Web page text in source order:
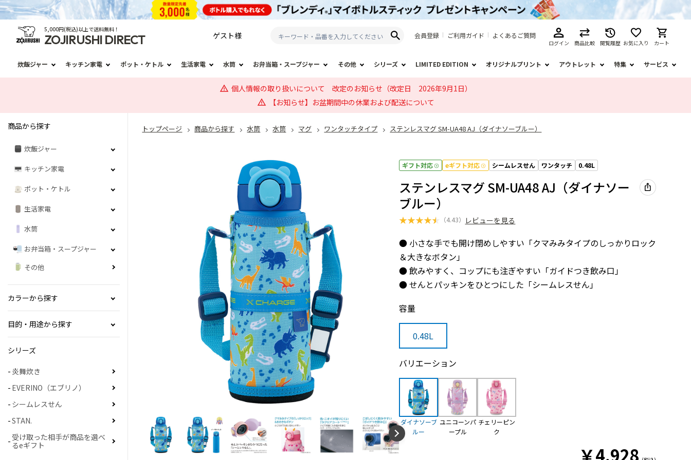
5,000円(税込)以上で送料無料！
ZOJIRUSHI DIRECT ゲスト様 会員登録 ご利用ガイド よくあるご質問
ログイン 商品比較 閲覧履歴 お気に入り カート
炊飯ジャー キッチン家電 ポット・ケトル 生活家電 水筒 お弁当箱・スープジャー その他 シリーズ LIMITED EDITION オリジナルプリント アウトレット 特集 サービス
個人情報の取り扱いについて 改定のお知らせ（改定日 2026年9月1日）
【お知らせ】お盆期間中の休業および配送について
トップページ 商品から探す 水筒 水筒 マグ ワンタッチタイプ ステンレスマグ SM-UA48 AJ（ダイナソーブルー）
ギフト対応 eギフト対応 シームレスせん ワンタッチ 0.48L
ステンレスマグ SM-UA48 AJ（ダイナソー
ブルー）
★★★★★ （4.43） レビューを見る
● 小さな手でも開け閉めしやすい「クマみみタイプのしっかりロック
＆大きなボタン」
● 飲みやすく、コップにも注ぎやすい「ガイドつき飲み口」
● せんとパッキンをひとつにした「シームレスせん」
容量
0.48L
バリエーション
ダイナソーブ
ルー
ユニコーンパ
ープル
チェリーピン
ク
￥4,928
商品から探す
炊飯ジャー
キッチン家電
ポット・ケトル
生活家電
水筒
お弁当箱・スープジャー
その他
カラーから探す
目的・用途から探す
シリーズ
炎舞炊き
EVERINO（エブリノ）
シームレスせん
STAN.
受け取った相手が商品を選べ
るeギフト